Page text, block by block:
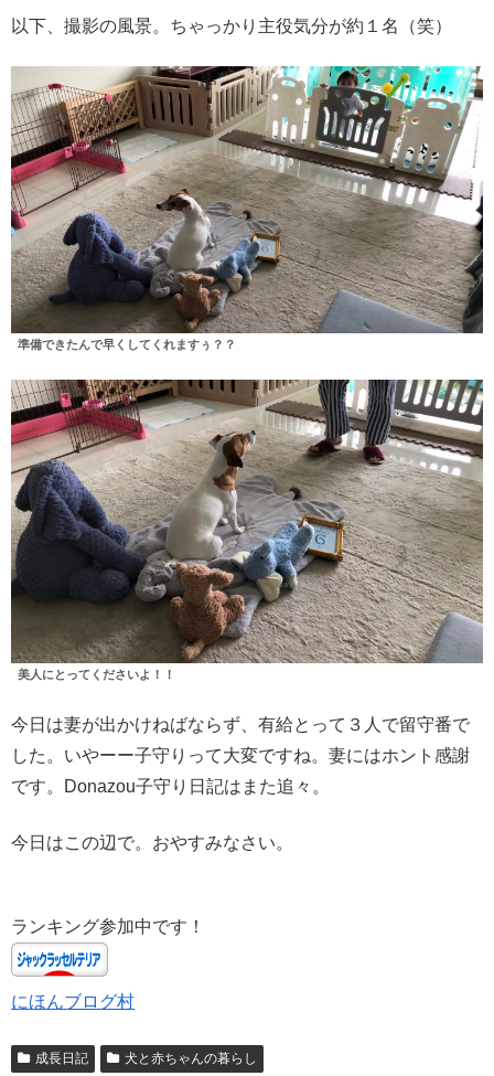
以下、撮影の風景。ちゃっかり主役気分が約１名（笑）
準備できたんで早くしてくれますぅ？？
美人にとってくださいよ！！
今日は妻が出かけねばならず、有給とって３人で留守番で
した。いやーー子守りって大変ですね。妻にはホント感謝
です。Donazou子守り日記はまた追々。
今日はこの辺で。おやすみなさい。
ランキング参加中です！
にほんブログ村
成長日記 犬と赤ちゃんの暮らし